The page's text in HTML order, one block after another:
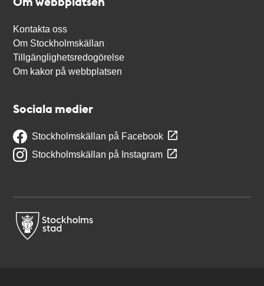
Kontakta oss
Om Stockholmskällan
Tillgänglighetsredogörelse
Om kakor på webbplatsen
Sociala medier
Stockholmskällan på Facebook
Stockholmskällan på Instagram